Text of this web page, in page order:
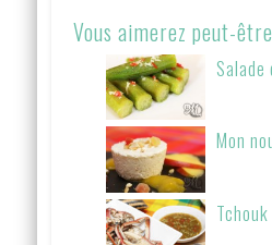
Vous aimerez peut-
Mon